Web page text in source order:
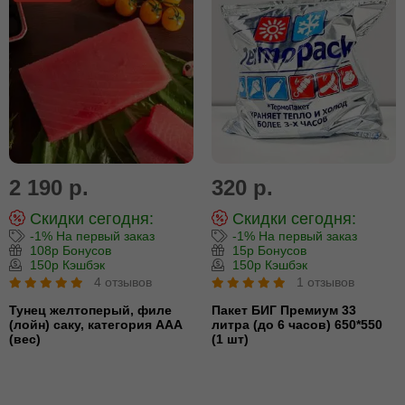
2 190 р.
Скидки сегодня:
-1% На первый заказ
108р Бонусов
150р Кэшбэк
4 отзывов
Тунец желтоперый, филе
(лойн) cаку, категория ААА
(вес)
320 р.
Скидки сегодня:
-1% На первый заказ
15р Бонусов
150р Кэшбэк
1 отзывов
Пакет БИГ Премиум 33
литра (до 6 часов) 650*550
(1 шт)